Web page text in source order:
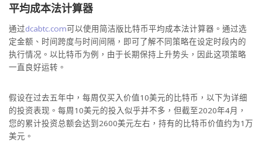
平均成本法计算器
通过dcabtc.com可以使用简洁版比特币平均成本法计算器。通过选
定金额、时间跨度与时间间隔，即可了解不同策略在设定时段内的
执行情况。以比特币为例，由于长期保持上升势头，因此这项策略
一直良好运转。
假设在过去五年中，每周仅买入价值10美元的比特币，以下为详细
的投资表现。每周10美元的投入似乎并不多，但截至2020年4月，
您的累计投资总额会达到2600美元左右，持有的比特币价值约为1万
美元。